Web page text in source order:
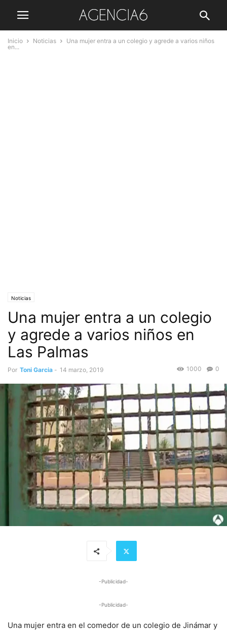
Inicio Noticias
Una mujer entra a un colegio y agrede a varios niños
en...
Noticias
Una mujer entra a un colegio
y agrede a varios niños en
Las Palmas
Por Toni Garcia - 14 marzo, 2019 0
1000
-Publicidad-
-Publicidad-
Una mujer entra en el comedor de un colegio de Jinámar y